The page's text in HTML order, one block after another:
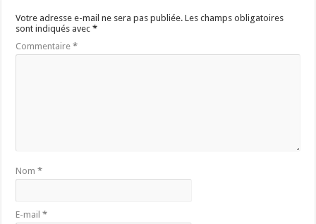
Votre adresse e-mail ne sera pas publiée. Les champs obligatoires
sont indiqués avec*
Commentaire*
Nom*
E-mail*